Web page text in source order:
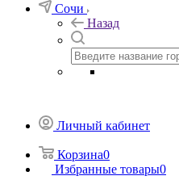
Сочи
Назад
Личный кабинет
Корзина0
Избранные товары0